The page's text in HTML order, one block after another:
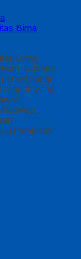
Bima
Bima
Busana
respon yang
:
menghiasi